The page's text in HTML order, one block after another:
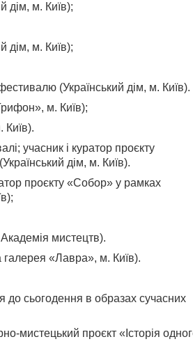
дім, м. Київ);
дім, м. Київ);
(Український дім, м. Київ).
м. Київ);
Київ).
учасник і куратор проєкту
дім, м. Київ).
проєкту «Собор» у рамках
мистецтв).
галерея «Лавра», м. Київ).
до сьогодення в образах сучасних
мистецький проєкт «Історія